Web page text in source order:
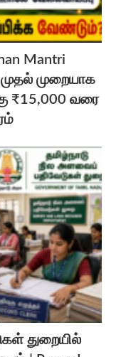
Mantri
முதல் முறையாக
₹15,000 வரை
துறையில்